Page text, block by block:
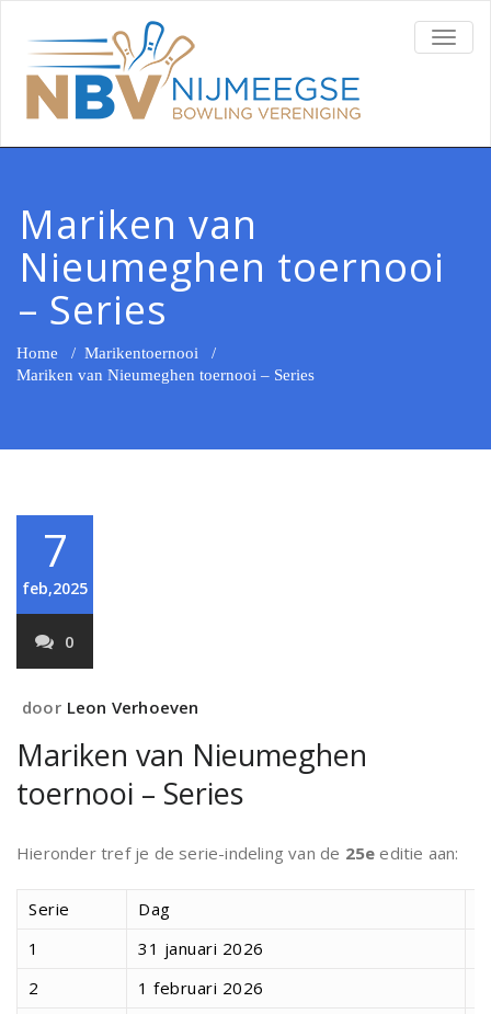
Mariken van
Nieumeghen toernooi
– Series
Home / Marikentoernooi /
Mariken van Nieumeghen toernooi – Series
7
feb,2025
0
door Leon Verhoeven
Mariken van Nieumeghen
toernooi – Series
Hieronder tref je de serie-indeling van de 25e editie aan:
Serie Dag
1
31 januari 2026
2
1 februari 2026